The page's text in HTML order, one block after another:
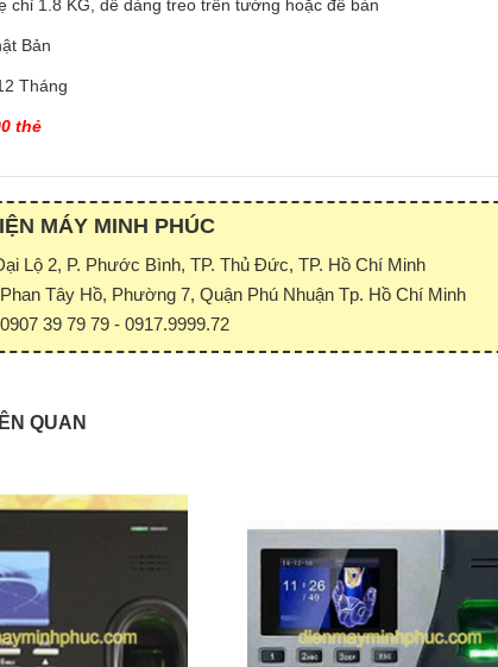
chỉ 1.8 KG, dễ dàng treo trên tường hoặc để bàn
Bản
Tháng
thẻ
MÁY MINH PHÚC
Lộ 2, P. Phước Bình, TP. Thủ Đức, TP. Hồ Chí Minh
Tây Hồ, Phường 7, Quận Phú Nhuận Tp. Hồ Chí Minh
0907 39 79 79 - 0917.9999.72
QUAN